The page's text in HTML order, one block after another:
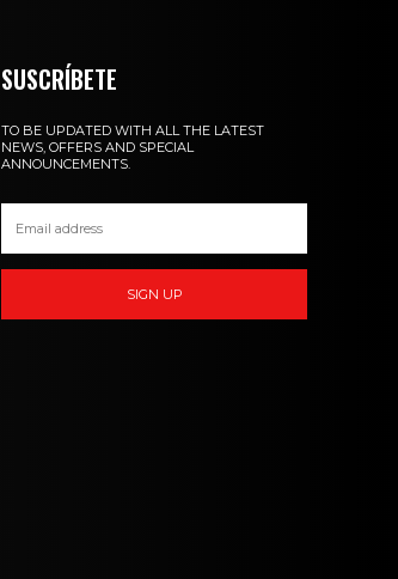
SUSCRÍBETE
TO BE UPDATED WITH ALL THE LATEST
NEWS, OFFERS AND SPECIAL
ANNOUNCEMENTS.
SIGN UP